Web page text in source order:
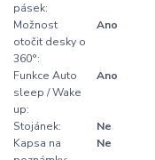
pásek:
Možnost
otočit desky o
360°:
Ano
Funkce Auto
sleep / Wake
up:
Ano
Stojánek:
Ne
Kapsa na
Ne